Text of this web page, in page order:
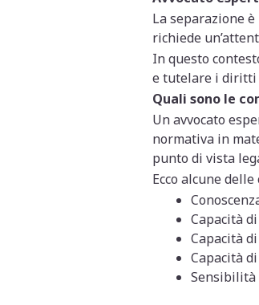
La separazione
richiede
In questo
e tutelare i diritti
Quali sono le
Un avvocato
normativa in
punto di vista
Ecco alcune
Capacità
Capacità
Capacità
Sensibilità